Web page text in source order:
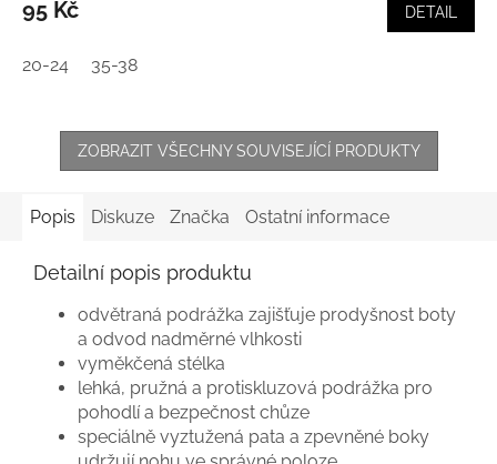
95 Kč DETAIL
20-24 35-38
ZOBRAZIT VŠECHNY SOUVISEJÍCÍ PRODUKTY
Popis Diskuze Značka Ostatní informace
Detailní popis produktu
odvětraná podrážka zajišťuje prodyšnost boty
a odvod nadměrné vlhkosti
vyměkčená stélka
lehká, pružná a protiskluzová podrážka pro
pohodlí a bezpečnost chůze
speciálně vyztužená pata a zpevněné boky